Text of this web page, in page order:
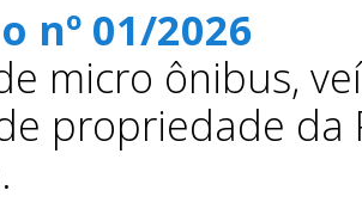
nº 01/2026
micro ônibus,
propriedade